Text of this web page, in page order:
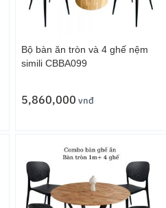
Bộ bàn ăn tròn và 4 ghế nệm
simili CBBA099
5,860,000 vnđ